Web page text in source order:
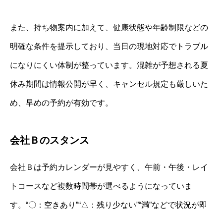
また、持ち物案内に加えて、健康状態や年齢制限などの
明確な条件を提示しており、当日の現地対応でトラブル
になりにくい体制が整っています。混雑が予想される夏
休み期間は情報公開が早く、キャンセル規定も厳しいた
め、早めの予約が有効です。
会社Ｂのスタンス
会社Ｂは予約カレンダーが見やすく、午前・午後・レイ
トコースなど複数時間帯が選べるようになっていま
す。“〇：空きあり”“△：残り少ない”“満”などで状況が即